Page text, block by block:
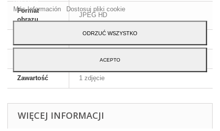
Format
obrazu
JPEG HD
Angielski i francuski
Zawartość 1 zdjęcie
WIĘCEJ INFORMACJI
Más Información
Dostosuj pliki cookie
ODRZUĆ WSZYSTKO
ACEPTO